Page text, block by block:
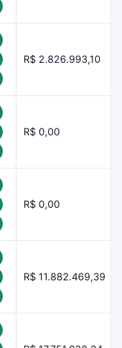
R$ 2.826.993,10
R$ 0,00
R$ 0,00
R$ 11.882.469,39